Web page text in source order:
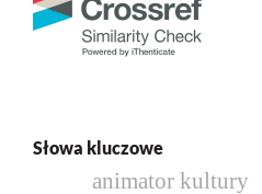
Słowa kluczowe
animator kultury